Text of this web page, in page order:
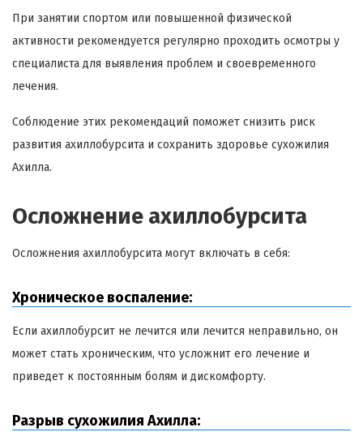
При занятии спортом или повышенной физической
активности рекомендуется регулярно проходить осмотры у
специалиста для выявления проблем и своевременного
лечения.
Соблюдение этих рекомендаций поможет снизить риск
развития ахиллобурсита и сохранить здоровье сухожилия
Ахилла.
Осложнение ахиллобурсита
Осложнения ахиллобурсита могут включать в себя:
Хроническое воспаление:
Если ахиллобурсит не лечится или лечится неправильно, он
может стать хроническим, что усложнит его лечение и
приведет к постоянным болям и дискомфорту.
Разрыв сухожилия Ахилла: